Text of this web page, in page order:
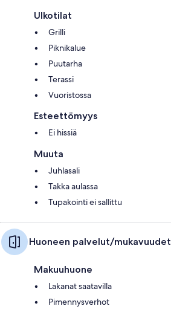
Ulkotilat
Grilli
Piknikalue
Puutarha
Terassi
Vuoristossa
Esteettömyys
Ei hissiä
Muuta
Juhlasali
Takka aulassa
Tupakointi ei sallittu
Huoneen palvelut/mukavuudet
Makuuhuone
Lakanat saatavilla
Pimennysverhot